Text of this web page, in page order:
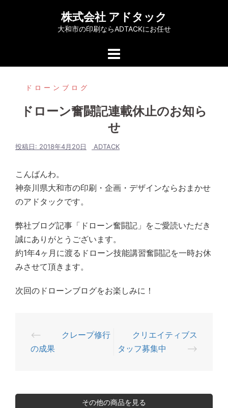
株式会社 アドタック
大和市の印刷ならADTACKにお任せ
ドローンブログ
ドローン奮闘記連載休止のお知ら
せ
投稿日: 2018年4月20日 ADTACK
こんばんわ。
神奈川県大和市の印刷・企画・デザインならおまかせ
のアドタックです。
弊社ブログ記事「ドローン奮闘記」をご愛読いただき
誠にありがとうございます。
約1年4ヶ月に渡るドローン技能講習奮闘記を一時お休
みさせて頂きます。
次回のドローンブログをお楽しみに！
投
稿
⟵
クレープ修行
の成果
クリエイティブス
タッフ募集中
⟶
その他の商品を見る